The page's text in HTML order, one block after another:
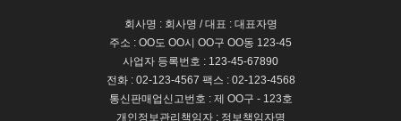
회사명 : 회사명 / 대표 : 대표자명
주소 : OO도 OO시 OO구 OO동 123-45
사업자 등록번호 : 123-45-67890
전화 : 02-123-4567 팩스 : 02-123-4568
통신판매업신고번호 : 제 OO구 - 123호
개인정보관리책임자 : 정보책임자명